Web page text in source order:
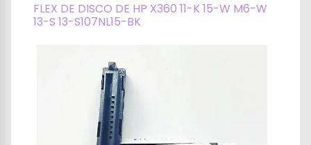
FLEX DE DISCO DE HP X360 11-K 15-W M6-W
13-S 13-S107NL15-BK